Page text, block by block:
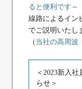
ると便利です～
線路によるイン
でご説明いたし
（ 当社の高周波
＜2023新入
らせ＞